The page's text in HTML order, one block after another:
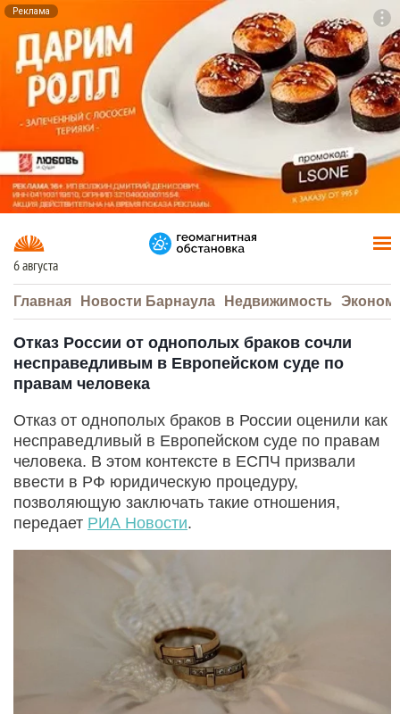
Реклама
6 августа
Главная Новости Барнаула Недвижимость
Отказ России от однополых браков сочли
несправедливым в Европейском суде по
правам человека
Отказ от однополых браков в России оценили как
несправедливый в Европейском суде по правам
человека. В этом контексте в ЕСПЧ призвали
ввести в РФ юридическую процедуру,
позволяющую заключать такие отношения,
передает РИА Новости.